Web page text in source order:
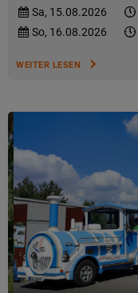
Sa, 15.08.2026
So, 16.08.2026
WEITER LESEN